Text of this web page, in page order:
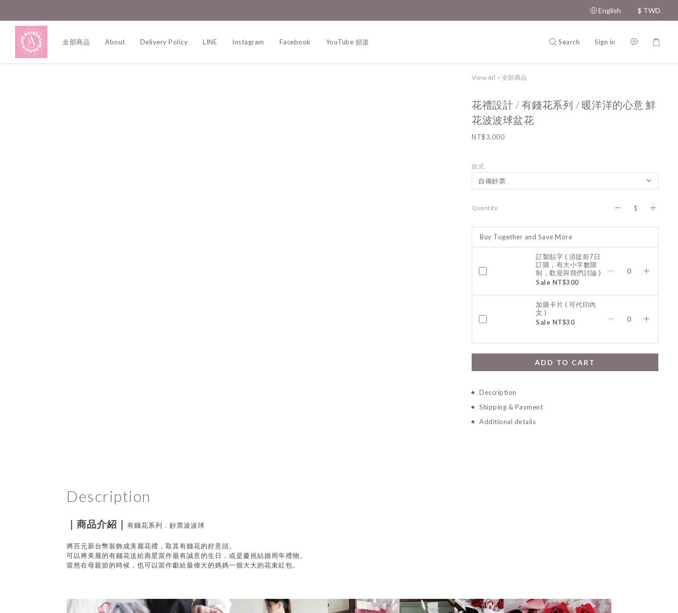
English $ TWD
全部商品 About Delivery Policy LINE Instagram Facebook YouTube 頻道 Search Sign in
View All > 全部商品
花禮設計 / 有錢花系列 / 暖洋洋的心意 鮮
花波波球盆花
NT$3,000
款式
Quantity
Buy Together and Save More
訂製貼字 ( 須提前7日
訂購，有大小字數限
制，歡迎與我們討論 )
Sale NT$300
加購卡片 ( 可代印內
文 )
Sale NT$30
ADD TO CART
Description
Shipping & Payment
Additional details
Description
｜商品介紹｜ 有錢花系列．鈔票波波球
將百元新台幣裝飾成美麗花禮，取其有錢花的好意頭。
可以將美麗的有錢花送給壽星當作最有誠意的生日， 或是慶祝結婚周年禮物。
當然在母親節的時候，也可以當作獻給最偉大的媽媽一個大大的花束紅包。